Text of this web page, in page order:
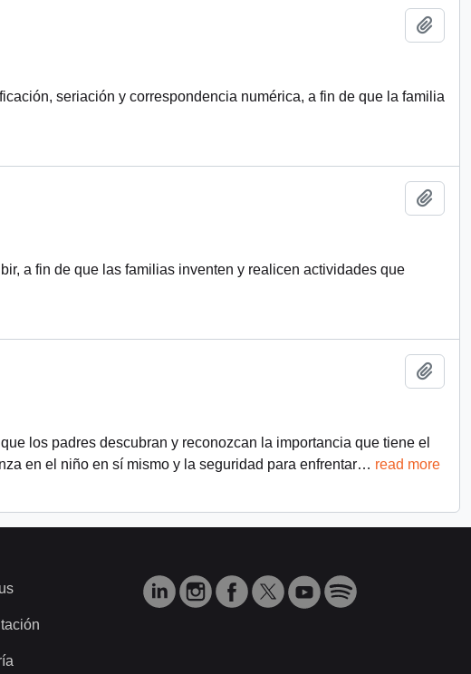
seriación y correspondencia numérica, a fin de que la familia
a fin de que las familias inventen y realicen actividades que
los padres descubran y reconozcan la importancia que tiene el
en el niño en sí mismo y la seguridad para enfrentar… read more